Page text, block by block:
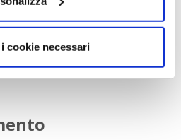
cookie necessari
-Liceo delle Scienze Umane
info@istitutofreud.it